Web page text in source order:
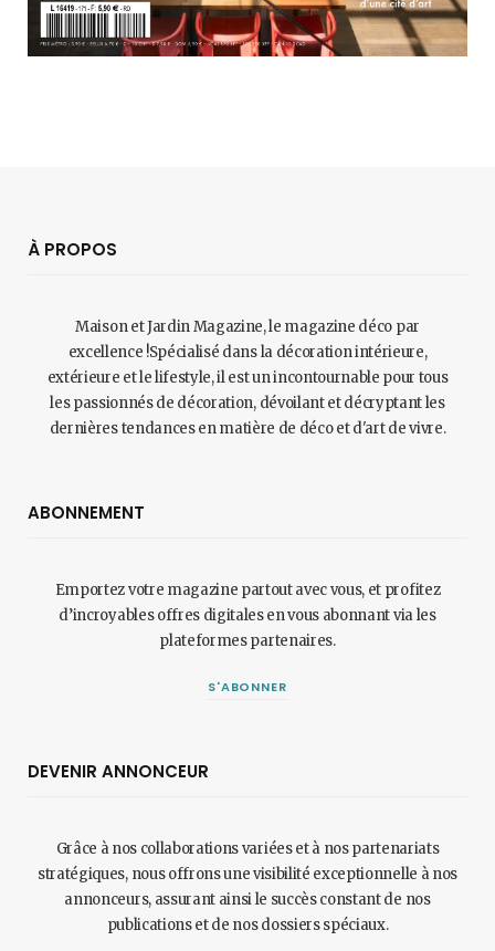
À PROPOS
Maison et Jardin Magazine, le magazine déco par
excellence !Spécialisé dans la décoration intérieure,
extérieure et le lifestyle, il est un incontournable pour tous
les passionnés de décoration, dévoilant et décryptant les
dernières tendances en matière de déco et d'art de vivre.
ABONNEMENT
Emportez votre magazine partout avec vous, et profitez
d’incroyables offres digitales en vous abonnant via les
plateformes partenaires.
S'ABONNER
DEVENIR ANNONCEUR
Grâce à nos collaborations variées et à nos partenariats
stratégiques, nous offrons une visibilité exceptionnelle à nos
annonceurs, assurant ainsi le succès constant de nos
publications et de nos dossiers spéciaux.